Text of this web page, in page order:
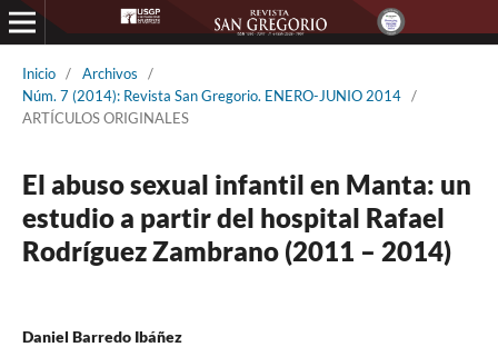
Inicio / Archivos
/
Núm. 7 (2014): Revista San Gregorio. ENERO-JUNIO 2014 /
ARTÍCULOS ORIGINALES
El abuso sexual infantil en Manta: un
estudio a partir del hospital Rafael
Rodríguez Zambrano (2011 – 2014)
Daniel Barredo Ibáñez